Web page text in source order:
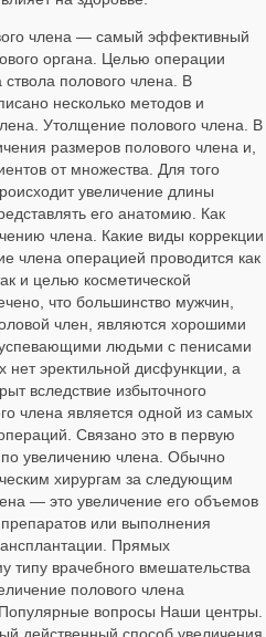
члена — самый эффективный
органа. Целью операции
полового члена. В
несколько методов и
Утолщение полового члена. В
размеров полового члена и,
от множества. Для того
увеличение длины
его анатомию. Как
члена. Какие виды коррекции
члена операцией проводится как
и целью косметической
что большинство мужчин,
член, являются хорошими
людьми с пенисами
эректильной дисфункции, а
вследствие избыточного
члена является одной из самых
Связано это в первую
увеличению члена. Обычно
хирургам за следующим
— это увеличение его объемов
или выполнения
Прямых
типу врачебного вмешательства
полового члена
вопросы Наши центры.